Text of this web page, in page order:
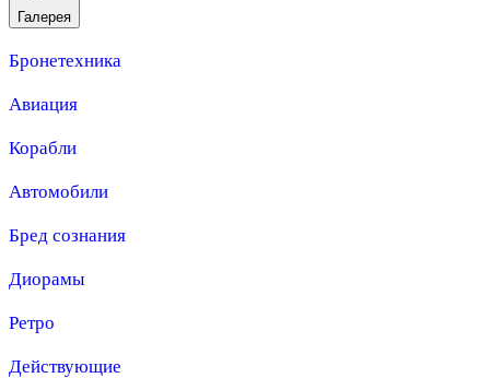
Галерея
Бронетехника
Авиация
Корабли
Автомобили
Бред сознания
Диорамы
Ретро
Действующие